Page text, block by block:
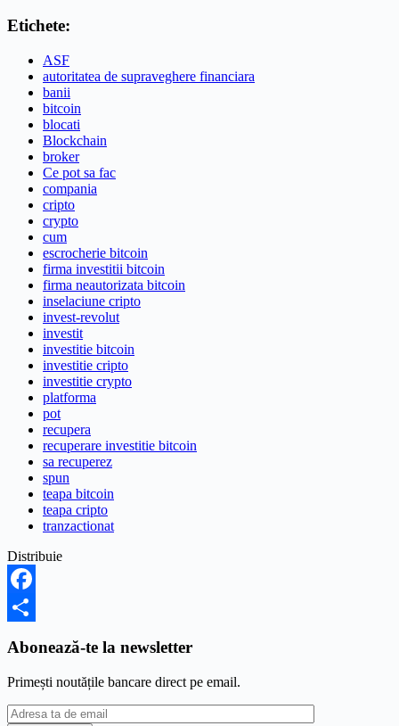
Etichete:
ASF
autoritatea de supraveghere financiara
banii
bitcoin
blocati
Blockchain
broker
Ce pot sa fac
compania
cripto
crypto
cum
escrocherie bitcoin
firma investitii bitcoin
firma neautorizata bitcoin
inselaciune cripto
invest-revolut
investit
investitie bitcoin
investitie cripto
investitie crypto
platforma
pot
recupera
recuperare investitie bitcoin
sa recuperez
spun
teapa bitcoin
teapa cripto
tranzactionat
Distribuie
Facebook
Abonează-te la newsletter
Primești noutățile bancare direct pe email.